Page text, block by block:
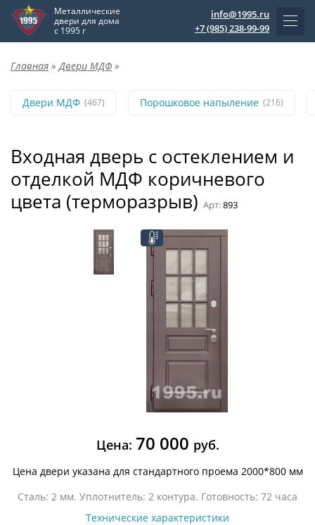
Металлические
двери для дома
с 1995 г
info@1995.ru
+7 (985) 238-99-99
Главная » Двери МДФ »
Двери МДФ (467) Порошковое напыление (216)
Входная дверь с остеклением и
отделкой МДФ коричневого
цвета (терморазрыв) Арт:893
Цена: 70 000 руб.
Цена двери указана для стандартного проема 2000*800 мм
Сталь: 2 мм. Уплотнитель: 2 контура. Готовность: 72 часа
Технические характеристики